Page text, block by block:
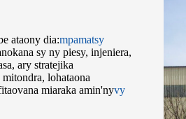
ataony dia:mpamatsy
sy ny piesy, injeniera,
ary stratejika
lohataona
miaraka amin'nyvy